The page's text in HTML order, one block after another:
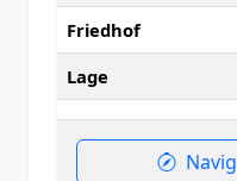
Friedhof
Lage